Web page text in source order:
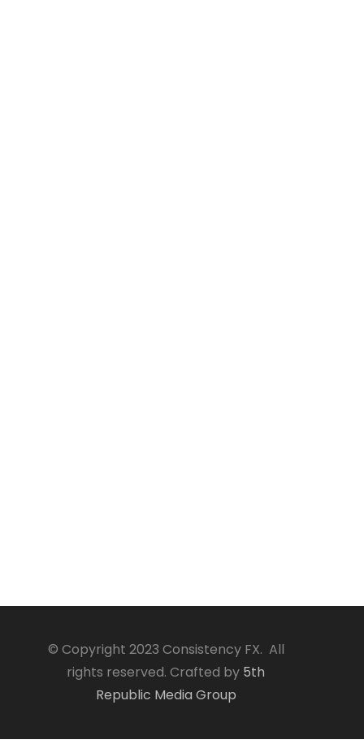
© Copyright 2023 Consistency FX. All
rights reserved. Crafted by 5th
Republic Media Group